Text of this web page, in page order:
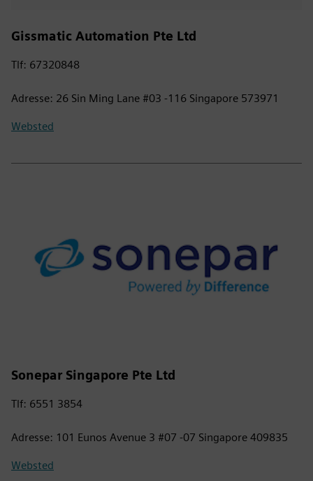
Gissmatic Automation Pte Ltd
Tlf: 67320848
Adresse: 26 Sin Ming Lane #03 -116 Singapore 573971
Websted
Sonepar Singapore Pte Ltd
Tlf: 6551 3854
Adresse: 101 Eunos Avenue 3 #07 -07 Singapore 409835
Websted